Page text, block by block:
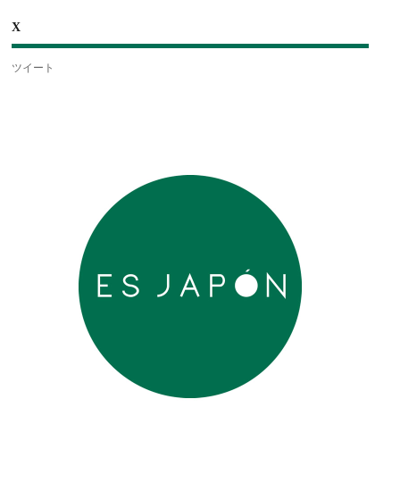
X
ツイート